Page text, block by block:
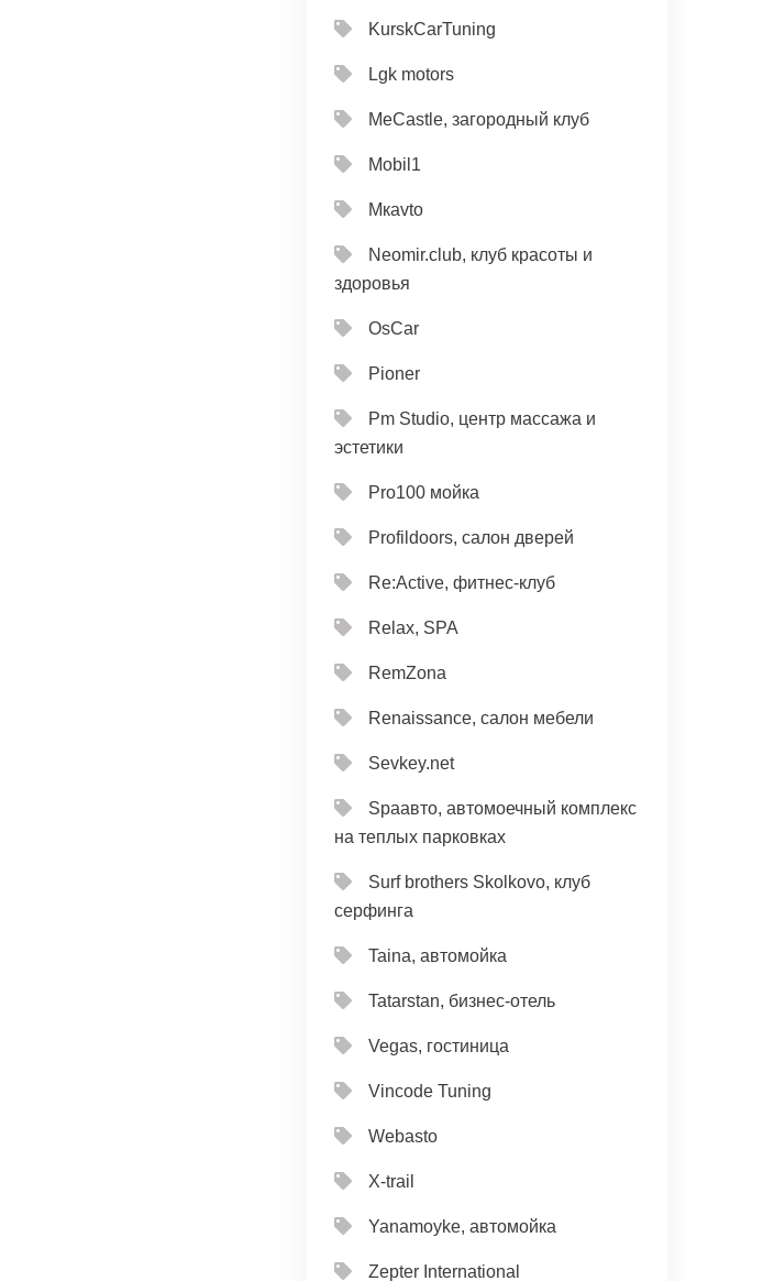
KurskCarTuning
Lgk motors
MeCastle, загородный клуб
Mobil1
Mкavto
Neomir.club, клуб красоты и
здоровья
OsCar
Pioner
Pm Studio, центр массажа и
эстетики
Pro100 мойка
Profildoors, салон дверей
Re:Active, фитнес-клуб
Relax, SPA
RemZona
Renaissance, салон мебели
Sevkey.net
Spaавто, автомоечный комплекс
на теплых парковках
Surf brothers Skolkovo, клуб
серфинга
Taina, автомойка
Tatarstan, бизнес-отель
Vegas, гостиница
Vincode Tuning
Webasto
X-trail
Yanamoyke, автомойка
Zepter International